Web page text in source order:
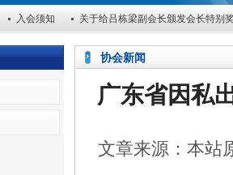
入会须知 关于给吕栋梁副会长颁发会长特别
关于表彰2025年度优秀会员单位的决定 关于
协会新闻
广东省因私
文章来源：本